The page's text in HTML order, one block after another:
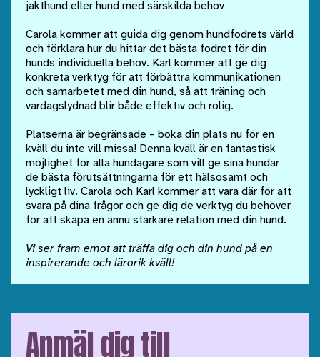
jakthund eller hund med särskilda behov
Carola kommer att guida dig genom hundfodrets värld
och förklara hur du hittar det bästa fodret för din
hunds individuella behov. Karl kommer att ge dig
konkreta verktyg för att förbättra kommunikationen
och samarbetet med din hund, så att träning och
vardagslydnad blir både effektiv och rolig.
Platserna är begränsade – boka din plats nu för en
kväll du inte vill missa! Denna kväll är en fantastisk
möjlighet för alla hundägare som vill ge sina hundar
de bästa förutsättningarna för ett hälsosamt och
lyckligt liv. Carola och Karl kommer att vara där för att
svara på dina frågor och ge dig de verktyg du behöver
för att skapa en ännu starkare relation med din hund.
Vi ser fram emot att träffa dig och din hund på en
inspirerande och lärorik kväll!
Anmäl dig till